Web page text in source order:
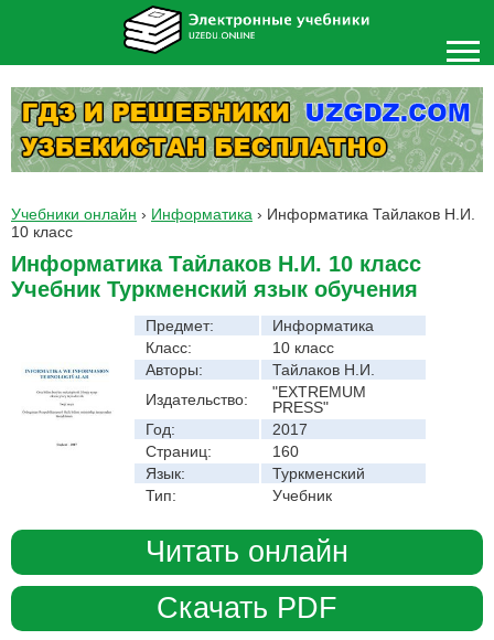
Учебники онлайн › Информатика › Информатика Тайлаков Н.И.
10 класс
Информатика Тайлаков Н.И. 10 класс
Учебник Туркменский язык обучения
Предмет:
Информатика
Класс:
10 класс
Авторы:
Тайлаков Н.И.
Издательство:
"EXTREMUM
PRESS"
Год:
2017
Страниц:
160
Язык:
Туркменский
Тип:
Учебник
Читать онлайн
Скачать PDF